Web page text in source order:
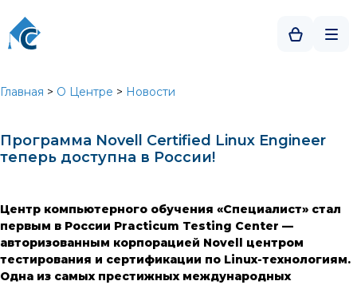
Главная > О Центре > Новости
Программа Novell Certified Linux Engineer
теперь доступна в России!
Центр компьютерного обучения «Специалист» стал
первым в России Practicum Testing Center —
авторизованным корпорацией Novell центром
тестирования и сертификации по Linux-технологиям.
Одна из самых престижных международных